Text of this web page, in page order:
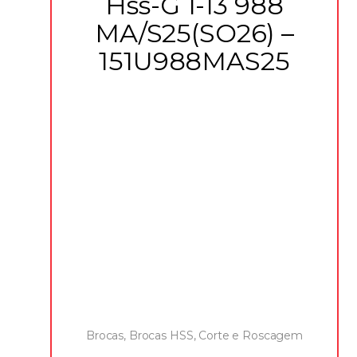
MA/S25(SO26) –
151U988MAS25
Brocas, Brocas HSS, Corte e Roscagem